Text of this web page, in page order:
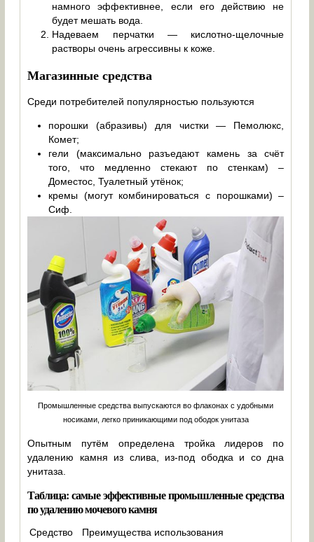
намного эффективнее, если его действию не
будет мешать вода.
Надеваем перчатки — кислотно-щелочные
растворы очень агрессивны к коже.
Магазинные средства
Среди потребителей популярностью пользуются
порошки (абразивы) для чистки — Пемолюкс,
Комет;
гели (максимально разъедают камень за счёт
того, что медленно стекают по стенкам) –
Доместос, Туалетный утёнок;
кремы (могут комбинироваться с порошками) –
Сиф.
Промышленные средства выпускаются во флаконах с удобными
носиками, легко приникающими под ободок унитаза
Опытным путём определена тройка лидеров по
удалению камня из слива, из-под ободка и со дна
унитаза.
Таблица: самые эффективные промышленные средства
по удалению мочевого камня
Средство Преимущества использования